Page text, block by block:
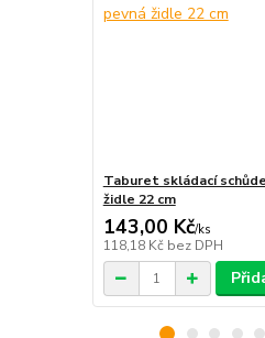
Taburet skládací
židle 22 cm
143,00 Kč/ks
118,18 Kč bez DPH